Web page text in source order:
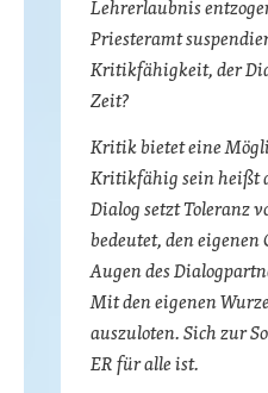
Lehrerlaubnis
Priesteramt
Kritikfähigkeit, der
Zeit?
Kritik bietet eine
Kritikfähig sein heißt
Dialog setzt Toleranz
bedeutet, den
Augen des
Mit den eigenen
auszuloten. Sich zur
ER für alle ist.